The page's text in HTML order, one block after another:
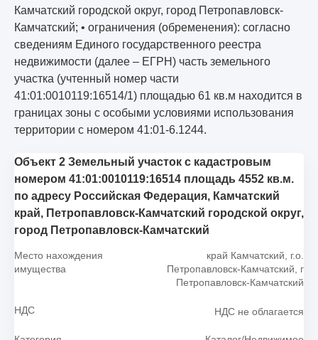
Камчатский городской округ, город Петропавловск-
Камчатский; • ограничения (обременения): согласно
сведениям Единого государственного реестра
недвижимости (далее – ЕГРН) часть земельного
участка (учтенный номер части
41:01:0010119:16514/1) площадью 61 кв.м находится в
границах зоны с особыми условиями использования
территории с номером 41:01-6.1244.
Объект 2 Земельный участок с кадастровым
номером 41:01:0010119:16514 площадь 4552 кв.м.
по адресу Российская Федерация, Камчатский
край, Петропавловск-Камчатский городской округ,
город Петропавловск-Камчатский
Место нахождения
имущества
край Камчатский, г.о.
Петропавловск-Камчатский, г
Петропавловск-Камчатский
НДС НДС не облагается